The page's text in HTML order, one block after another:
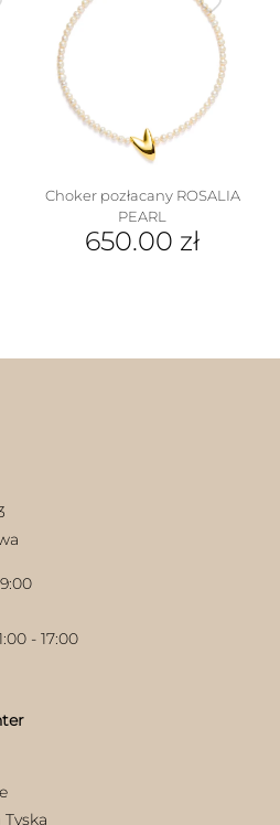
Choker pozłacany ROSALIA
PEARL
650.00 zł
- 17:00